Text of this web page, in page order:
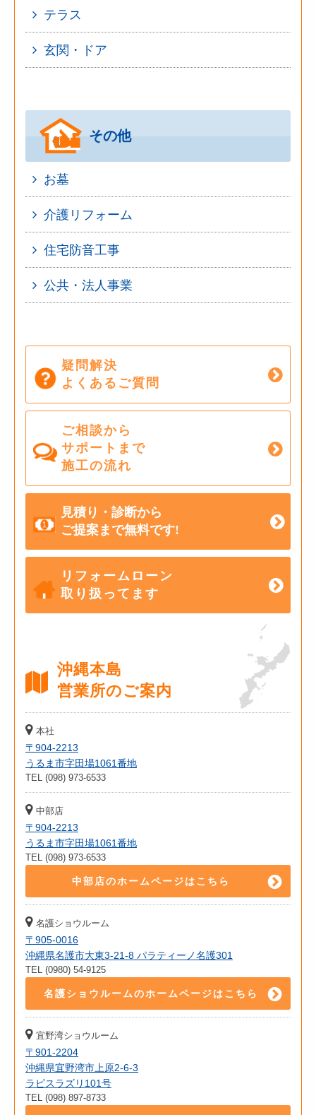
テラス
玄関・ドア
その他
お墓
介護リフォーム
住宅防音工事
公共・法人事業
疑問解決
よくあるご質問
ご相談から
サポートまで
施工の流れ
見積り・診断から
ご提案まで無料です!
リフォームローン
取り扱ってます
沖縄本島
営業所のご案内
本社
〒904-2213
うるま市字田場1061番地
TEL (098) 973-6533
中部店
〒904-2213
うるま市字田場1061番地
TEL (098) 973-6533
中部店のホームページはこちら
名護ショウルーム
〒905-0016
沖縄県名護市大東3-21-8 パラティーノ名護301
TEL (0980) 54-9125
名護ショウルームのホームページはこちら
宜野湾ショウルーム
〒901-2204
沖縄県宜野湾市上原2-6-3
ラピスラズリ101号
TEL (098) 897-8733